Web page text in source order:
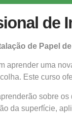
de
de Papel
aprender uma
Este curso
sobre
da superfície,